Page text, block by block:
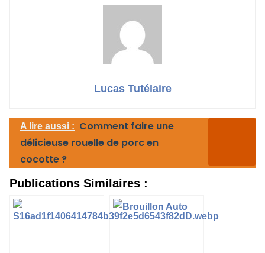
Lucas Tutélaire
A lire aussi : Comment faire une
délicieuse rouelle de porc en
cocotte ?
Publications Similaires :